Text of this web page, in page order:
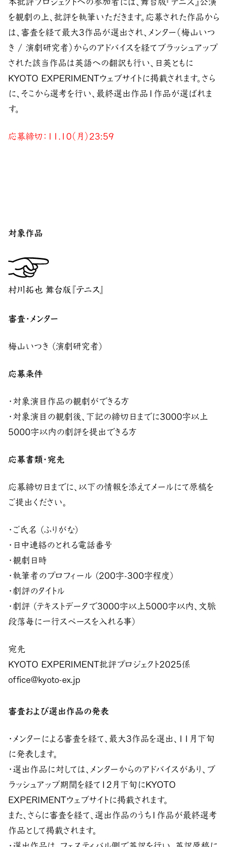
本批評プロジェクトへの参加者には、舞台版『テニス』公演
を観劇の上、批評を執筆いただきます。応募された作品から
は、審査を経て最大3作品が選出され、メンター（梅山いつ
き / 演劇研究者）からのアドバイスを経てブラッシュアップ
された該当作品は英語への翻訳も行い、日英ともに
KYOTO EXPERIMENTウェブサイトに掲載されます。さら
に、そこから選考を行い、最終選出作品1作品が選ばれま
す。
応募締切：11.10（月）23:59
対象作品
村川拓也 舞台版『テニス』
審査・メンター
梅山いつき (演劇研究者)
応募条件
・対象演目作品の観劇ができる方
・対象演目の観劇後、下記の締切日までに3000字以上
5000字以内の劇評を提出できる方
応募書類・宛先
応募締切日までに、以下の情報を添えてメールにて原稿を
ご提出ください。
・ご氏名 (ふりがな)
・日中連絡のとれる電話番号
・観劇日時
・執筆者のプロフィール (200字-300字程度)
・劇評のタイトル
・劇評 (テキストデータで3000字以上5000字以内、文脈
段落毎に一行スペースを入れる事)
宛先
KYOTO EXPERIMENT批評プロジェクト2025係
office@kyoto-ex.jp
審査および選出作品の発表
・メンターによる審査を経て、最大3作品を選出、11月下旬
に発表します。
・選出作品に対しては、メンターからのアドバイスがあり、ブ
ラッシュアップ期間を経て12月下旬にKYOTO
EXPERIMENTウェブサイトに掲載されます。
また、さらに審査を経て、選出作品のうち1作品が最終選考
作品として掲載されます。